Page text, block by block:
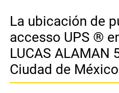
La ubicación de
accesso UPS ®
LUCAS ALAMAN
Ciudad de México